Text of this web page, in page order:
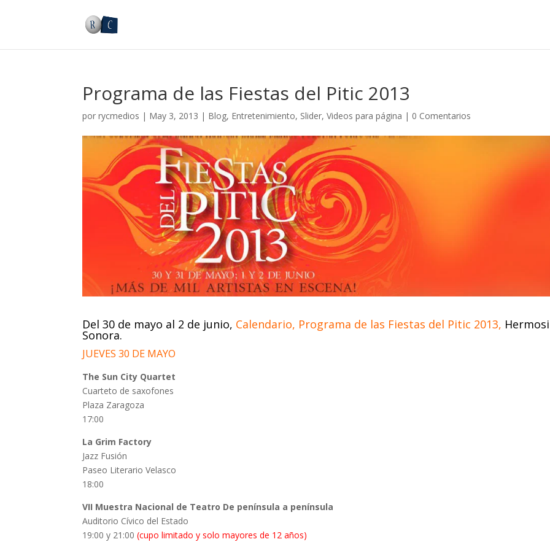
Programa de las Fiestas del Pitic 2013
porrycmedios | May 3, 2013 | Blog, Entretenimiento, Slider,Videos para página | 0 Comentarios
Del 30 de mayo al 2 de junio, Calendario, Programa de las Fiestas del Pitic 2013,
Sonora.
JUEVES 30 DE MAYO
The Sun City Quartet
Cuarteto de saxofones
Plaza Zaragoza
17:00
La Grim Factory
Jazz Fusión
Paseo Literario Velasco
18:00
VII Muestra Nacional de Teatro De península a península
Auditorio Cívico del Estado
19:00 y 21:00(cupo limitado y solo mayores de 12 años)